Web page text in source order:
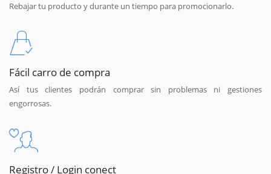
Rebajar tu producto y durante un tiempo para promocionarlo.
Fácil carro de compra
Así tus clientes podrán comprar sin problemas ni gestiones
engorrosas.
Registro / Login conect